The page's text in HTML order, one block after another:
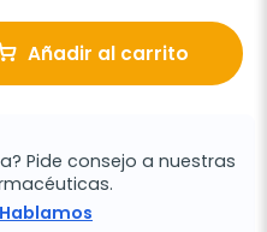
Añadir al carrito
Pide consejo a nuestras
Hablamos